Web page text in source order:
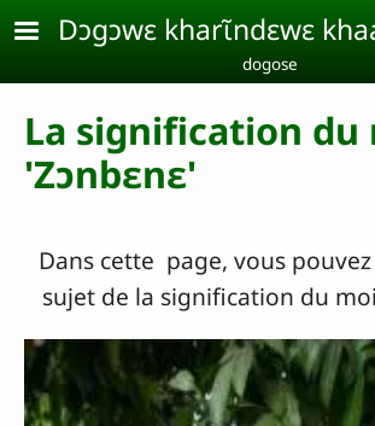
Aller au contenu principal
Dɔgɔwɛ kharɩ̃ndɛwɛ
dogose
La signification du
'Zɔnbɛnɛ'
Dans cette page, vous
sujet de la signification du